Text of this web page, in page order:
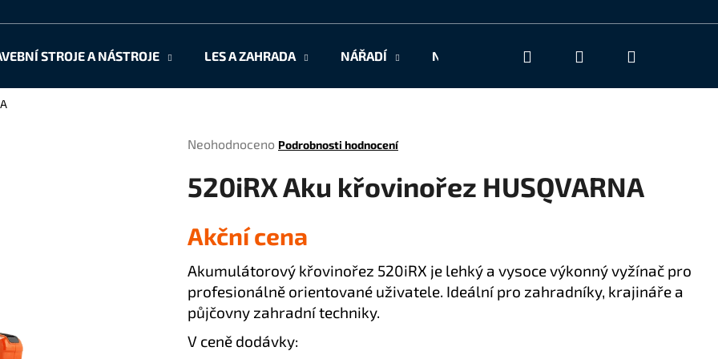
STROJE A NÁSTROJE LES A ZAHRADA NÁŘADÍ NAŠE SLUŽBY KONTAKT
Hledat Přihlášení
Průměrné
produktu
je
z
5
hvězdiček.
Neohodnoceno Podrobnosti hodnocení
520iRX Aku křovinořez HUSQVARNA
Akční cena
Akumulátorový křovinořez 520iRX je lehký a vysoce výkonný vyžínač pro
profesionálně orientované uživatele. Ideální pro zahradníky, krajináře a
půjčovny zahradní techniky.
V ceně dodávky:
Co potřebujete najít?
HLEDAT